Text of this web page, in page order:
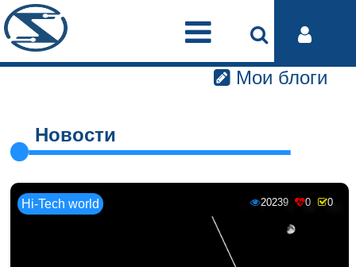
Мои блоги
Новости
Hi-Tech world 20239 0 0